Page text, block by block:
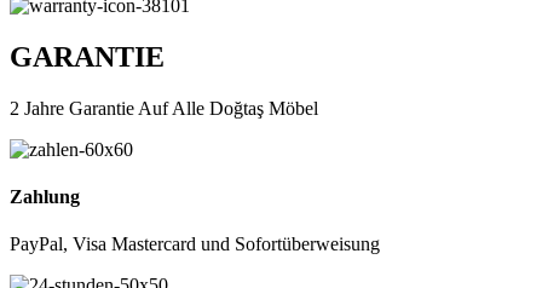
GARANTIE
2 Jahre Garantie Auf Alle Doğtaş Möbel
Zahlung
PayPal, Visa Mastercard und Sofortüberweisung